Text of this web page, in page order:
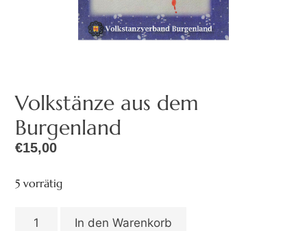
Volkstänze aus dem
Burgenland
€15,00
5 vorrätig
In den Warenkorb